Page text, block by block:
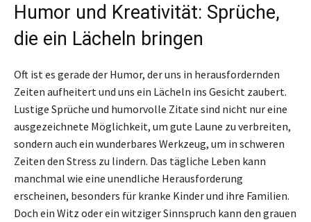
Humor und Kreativität: Sprüche,
die ein Lächeln bringen
Oft ist es gerade der Humor, der uns in herausfordernden
Zeiten aufheitert und uns ein Lächeln ins Gesicht zaubert.
Lustige Sprüche und humorvolle Zitate sind nicht nur eine
ausgezeichnete Möglichkeit, um gute Laune zu verbreiten,
sondern auch ein wunderbares Werkzeug, um in schweren
Zeiten den Stress zu lindern. Das tägliche Leben kann
manchmal wie eine unendliche Herausforderung
erscheinen, besonders für kranke Kinder und ihre Familien.
Doch ein Witz oder ein witziger Sinnspruch kann den grauen